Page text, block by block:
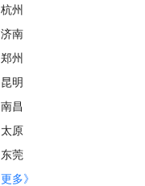
杭州
济南
郑州
昆明
南昌
太原
东莞
更多》